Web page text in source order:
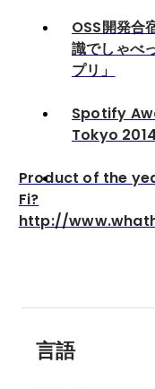
OSS開発合
識でしゃべ
プリ」
Spotify
Tokyo
Product of the
Fi?
http://
言語